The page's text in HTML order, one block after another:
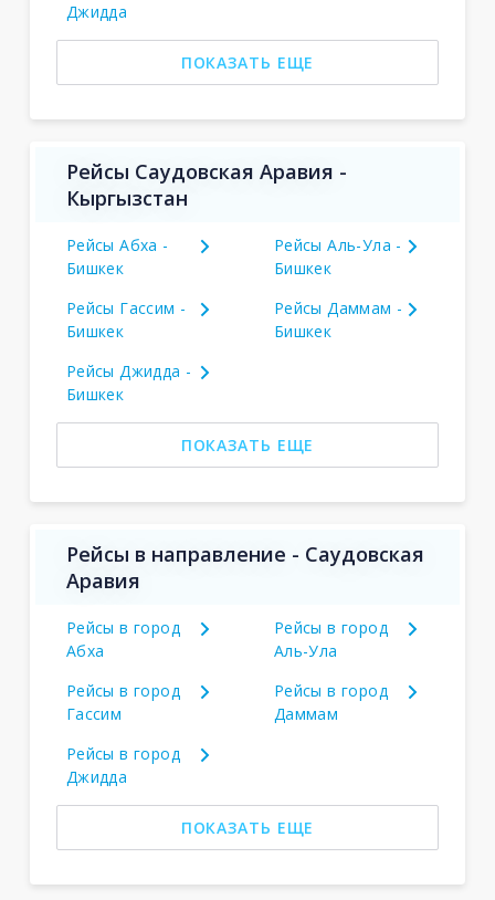
Джидда
ПОКАЗАТЬ ЕЩЕ
Рейсы Саудовская Аравия -
Кыргызстан
Рейсы Абха -
Бишкек
Рейсы Аль-Ула -
Бишкек
Рейсы Гассим -
Бишкек
Рейсы Даммам -
Бишкек
Рейсы Джидда -
Бишкек
ПОКАЗАТЬ ЕЩЕ
Рейсы в направление - Саудовская
Аравия
Рейсы в город
Абха
Рейсы в город
Аль-Ула
Рейсы в город
Гассим
Рейсы в город
Даммам
Рейсы в город
Джидда
ПОКАЗАТЬ ЕЩЕ